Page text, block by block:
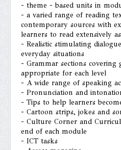
- theme - based units in
- a varied range of reading
contemporary sources with
learners to read extensively
- Realistic stimulating
everyday situations
- Grammar sections covering
appropriate for each level
- A wide range of speaking
- Pronunciation and
- Tips to help learners
- Cartoon strips, jokes and
- Culture Corner and
end of each module
- ICT tasks